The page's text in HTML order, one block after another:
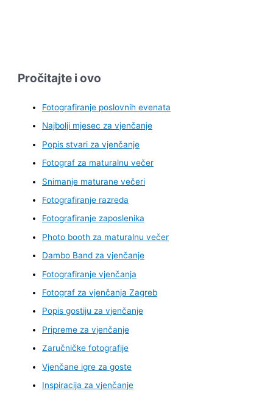
Pročitajte i ovo
Fotografiranje poslovnih evenata
Najbolji mjesec za vjenčanje
Popis stvari za vjenčanje
Fotograf za maturalnu večer
Snimanje maturane večeri
Fotografiranje razreda
Fotografiranje zaposlenika
Photo booth za maturalnu večer
Dambo Band za vjenčanje
Fotografiranje vjenčanja
Fotograf za vjenčanja Zagreb
Popis gostiju za vjenčanje
Pripreme za vjenčanje
Zaručničke fotografije
Vjenčane igre za goste
Inspiracija za vjenčanje